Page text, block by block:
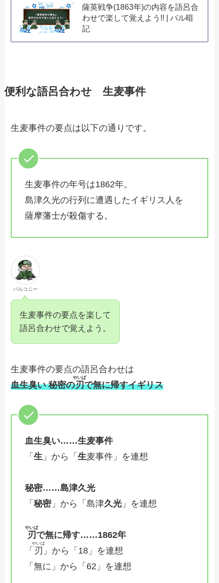
薩英戦争(1863年)の内容を語呂合
わせで楽して覚えよう!! | バル暗
記
便利な語呂合わせ 生麦事件
生麦事件の要点は以下の通りです。
生麦事件の年号は1862年。
島津久光の行列に遭遇したイギリス人を
薩摩藩士が殺傷する。
バルコニー
生麦事件の要点を楽して
語呂合わせで覚えよう。
生麦事件の要点の語呂合わせは
血生臭い 秘密の刃
やいば
で無に帰すイギリス
血生臭い……生麦事件
「生 」から「生麦事件」を連想
秘密……島津久光
「秘密」から「島津久光 」を連想
刃
やいば
で無に帰す……1862年
「 刃
やいば
」から「18」を連想
「無に」から「62」を連想